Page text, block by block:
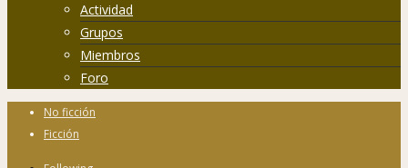
Actividad
Grupos
Miembros
Foro
No ficción
Ficción